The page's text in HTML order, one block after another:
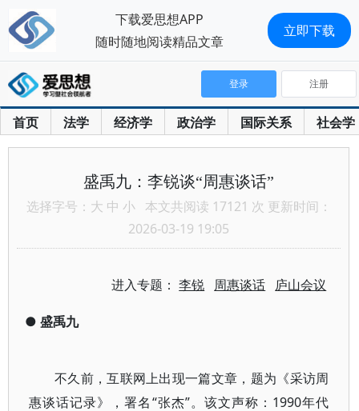
首页 法学 经济学 政治学 国际关系 社会学
登录 注册
盛禹九：李锐谈“周惠谈话”
选择字号： 大 中 小 本文共阅读 17121 次 更新时间：
2026-03-19 19:05
进入专题：李锐 周惠谈话 庐山会议
● 盛禹九
不久前，互联网上出现一篇文章，题为《采访周
惠谈话记录》，署名“张杰”。该文声称：1990年代
下载爱思想APP
随时随地阅读精品文章
立即下载